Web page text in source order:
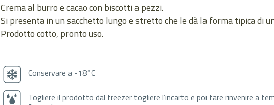
Crema al burro e cacao con biscotti a pezzi.
Si presenta in un sacchetto lungo e stretto che le dà la forma tipica di
Prodotto cotto, pronto uso.
Conservare a -18°C
Togliere il prodotto dal freezer togliere l’incarto e poi fare rinvenire a